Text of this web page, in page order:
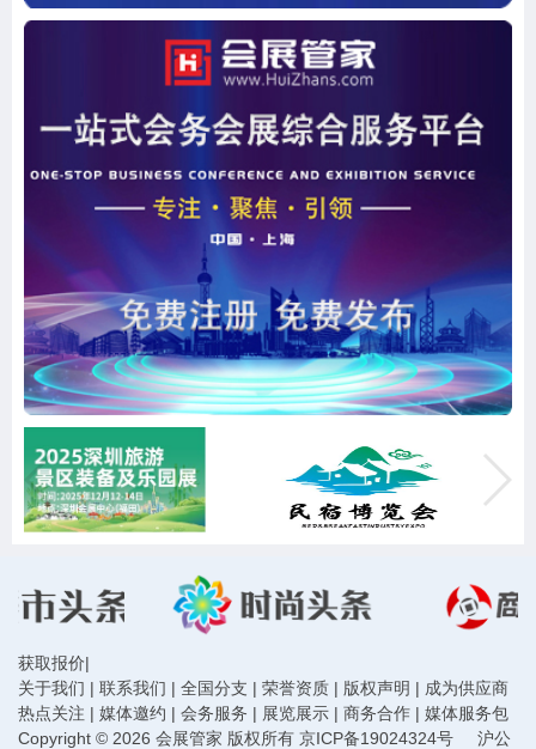
获取报价|
关于我们 | 联系我们 | 全国分支 | 荣誉资质 | 版权声明 | 成为供应商
热点关注 | 媒体邀约 | 会务服务 | 展览展示 | 商务合作 | 媒体服务包
Copyright © 2026 会展管家 版权所有 京ICP备19024324号 沪公